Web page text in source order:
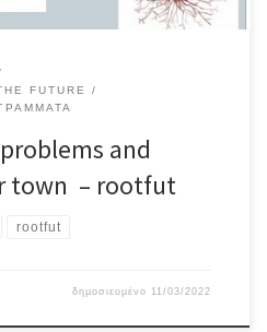
FUTURE
and
town – rootfut
rootfut
δημοσιευμένο 11/03/2022